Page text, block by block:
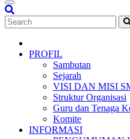
PROFIL
Sambutan
Sejarah
VISI DAN MISI
Struktur Organisasi
Guru dan Tenaga
Komite
INFORMASI